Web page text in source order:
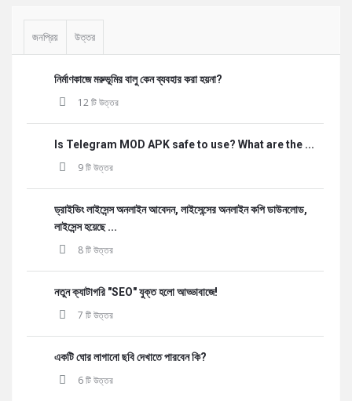
Sidebar
জনপ্রিয় উত্তর
নির্মাণকাজে মরুভূমির বালু কেন ব্যবহার করা হয়না?
12 টি উত্তর
Is Telegram MOD APK safe to use? What are the ...
9 টি উত্তর
ড্রাইভিং লাইসেন্স অনলাইন আবেদন, লাইসেন্সের অনলাইন কপি ডাউনলোড,
লাইসেন্স হয়েছে ...
8 টি উত্তর
নতুন ক্যাটাগরি "SEO" যুক্ত হলো আড্ডাবাজে!
7 টি উত্তর
একটি ঘোর লাগানো ছবি দেখাতে পারবেন কি?
6 টি উত্তর